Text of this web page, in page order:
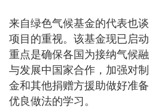
来自绿色气候基金的代表也
项目的重视。该基金现已启
重点是确保各国为接纳气候
与发展中国家合作，加强对
金和其他捐赠方援助做好准
优良做法的学习。